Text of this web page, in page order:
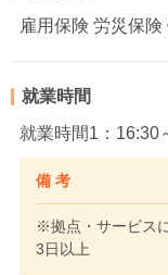
雇用保険 労災保
就業時間
就業時間1：16:30
備 考
※拠点・サービス
3日以上